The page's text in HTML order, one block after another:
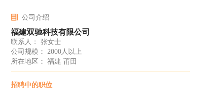
公司介绍
福建双驰科技有限公司
联系人： 张女士
公司规模： 2000人以上
所在地区： 福建 莆田
招聘中的职位